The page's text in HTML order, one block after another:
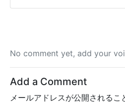
No comment yet, add your
Add a Comment
メールアドレスが公開されるこ